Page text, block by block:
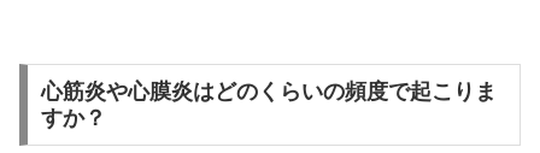
心筋炎や心膜炎はどのくらいの頻度で起こりま
すか？